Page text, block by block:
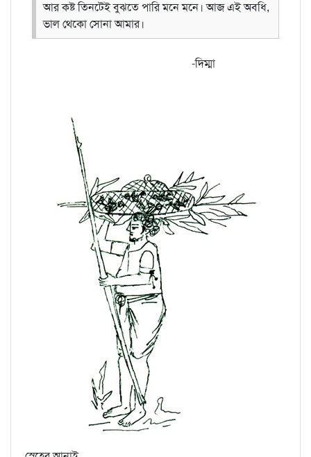
আর কষ্ট তিনটেই বুঝতে পারি মনে মনে। আজ এই অবধি,
ভাল থেকো সোনা আমার।
-দিম্মা